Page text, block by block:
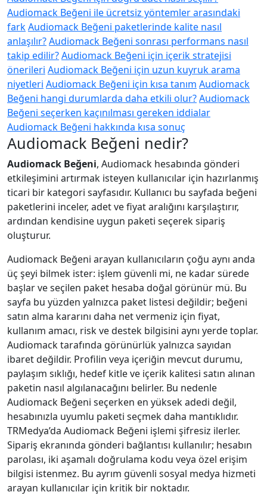
Audiomack Beğeni ile ücretsiz yöntemler arasındaki
farkAudiomack Beğeni paketlerinde kalite nasıl
anlaşılır?Audiomack Beğeni sonrası performans nasıl
takip edilir?Audiomack Beğeni için içerik stratejisi
önerileri Audiomack Beğeni için uzun kuyruk arama
niyetleri Audiomack Beğeni için kısa tanım Audiomack
Beğeni hangi durumlarda daha etkili olur?Audiomack
Beğeni seçerken kaçınılması gereken iddialar
Audiomack Beğeni hakkında kısa sonuç
Audiomack Beğeni nedir?
Audiomack Beğeni, Audiomack hesabında gönderi
etkileşimini artırmak isteyen kullanıcılar için hazırlanmış
ticari bir kategori sayfasıdır. Kullanıcı bu sayfada beğeni
paketlerini inceler, adet ve fiyat aralığını karşılaştırır,
ardından kendisine uygun paketi seçerek sipariş
oluşturur.
Audiomack Beğeni arayan kullanıcıların çoğu aynı anda
üç şeyi bilmek ister: işlem güvenli mi, ne kadar sürede
başlar ve seçilen paket hesaba doğal görünür mü. Bu
sayfa bu yüzden yalnızca paket listesi değildir; beğeni
satın alma kararını daha net vermeniz için fiyat,
kullanım amacı, risk ve destek bilgisini aynı yerde toplar.
Audiomack tarafında görünürlük yalnızca sayıdan
ibaret değildir. Profilin veya içeriğin mevcut durumu,
paylaşım sıklığı, hedef kitle ve içerik kalitesi satın alınan
paketin nasıl algılanacağını belirler. Bu nedenle
Audiomack Beğeni seçerken en yüksek adedi değil,
hesabınızla uyumlu paketi seçmek daha mantıklıdır.
TRMedya’da Audiomack Beğeni işlemi şifresiz ilerler.
Sipariş ekranında gönderi bağlantısı kullanılır; hesabın
parolası, iki aşamalı doğrulama kodu veya özel erişim
bilgisi istenmez. Bu ayrım güvenli sosyal medya hizmeti
arayan kullanıcılar için kritik bir noktadır.